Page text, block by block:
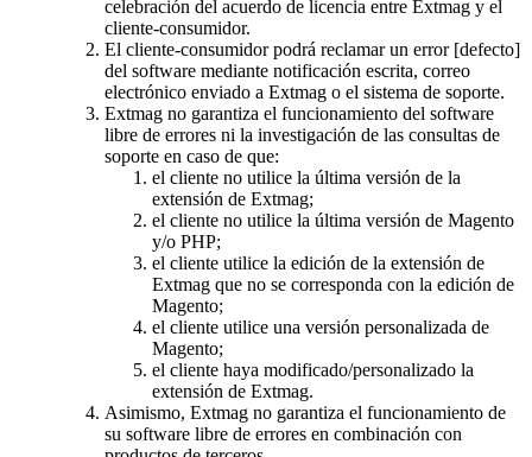
celebración del acuerdo de licencia entre Extmag y el
cliente-consumidor.
El cliente-consumidor podrá reclamar un error [defecto]
del software mediante notificación escrita, correo
electrónico enviado a Extmag o el sistema de soporte.
Extmag no garantiza el funcionamiento del software
libre de errores ni la investigación de las consultas de
soporte en caso de que:
el cliente no utilice la última versión de la
extensión de Extmag;
el cliente no utilice la última versión de Magento
y/o PHP;
el cliente utilice la edición de la extensión de
Extmag que no se corresponda con la edición de
Magento;
el cliente utilice una versión personalizada de
Magento;
el cliente haya modificado/personalizado la
extensión de Extmag.
Asimismo, Extmag no garantiza el funcionamiento de
su software libre de errores en combinación con